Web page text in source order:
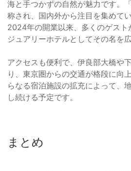
海と手つかずの自然が魅力です。
称され、国内外から注目を集めて
2024年の開業以来、多くのゲスト
ジュアリーホテルとしてその名を
アクセスも便利で、伊良部大橋や
り、東京圏からの交通が格段に向
らなる宿泊施設の拡充によって、
し続ける予定です。
まとめ